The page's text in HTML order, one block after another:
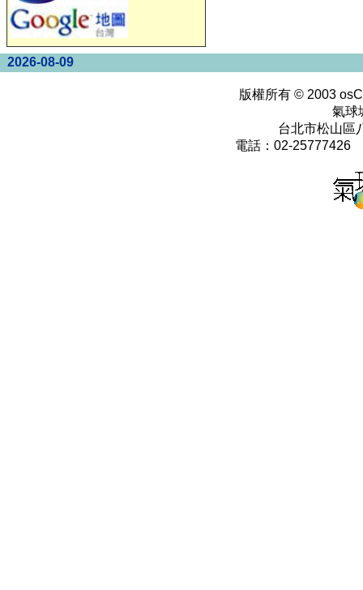
2026-08-09
版權所有 © 2003
氣球
台北市松山區
電話：02-25777426